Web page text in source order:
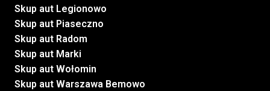
Skup aut Legionowo
Skup aut Piaseczno
Skup aut Radom
Skup aut Marki
Skup aut Wołomin
Skup aut Warszawa Bemowo